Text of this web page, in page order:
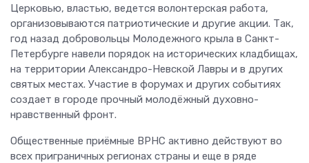
Церковью, властью, ведется волонтерская работа,
организовываются патриотические и другие акции. Так,
год назад добровольцы Молодежного крыла в Санкт-
Петербурге навели порядок на исторических кладбищах,
на территории Александро-Невской Лавры и в других
святых местах. Участие в форумах и других событиях
создает в городе прочный молодёжный духовно-
нравственный фронт.
Общественные приёмные ВРНС активно действуют во
всех приграничных регионах страны и еще в ряде